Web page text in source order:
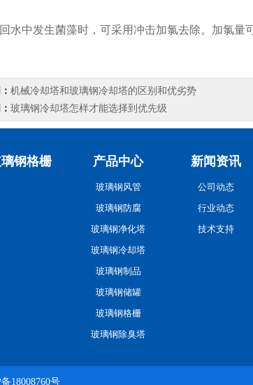
中发生菌藻时，可采用冲击加氯去除。加氯量
机械冷却塔和玻璃钢冷却塔的区别和优劣势
玻璃钢冷却塔怎样才能选择到优先级
钢格栅 产品中心
玻璃钢风管
玻璃钢防腐
玻璃钢净化塔
玻璃钢冷却塔
玻璃钢制品
玻璃钢储罐
玻璃钢格栅
玻璃钢除臭塔
新闻资讯
公司动态
行业动态
技术支持
18008760号